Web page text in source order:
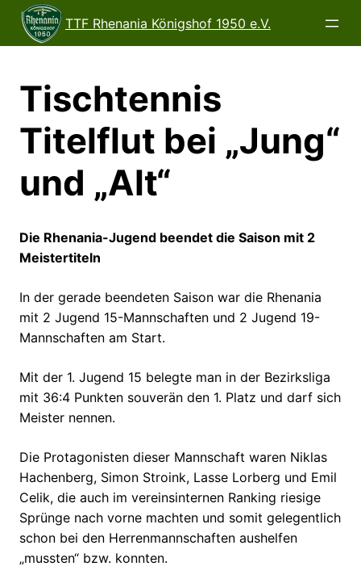
Direkt
zum
Inhalt
TTF Rhenania Königshof 1950 e.V.
Tischtennis
Titelflut bei „Jung“
und „Alt“
Die Rhenania-Jugend beendet die Saison mit 2
Meistertiteln
In der gerade beendeten Saison war die Rhenania
mit 2 Jugend 15-Mannschaften und 2 Jugend 19-
Mannschaften am Start.
Mit der 1. Jugend 15 belegte man in der Bezirksliga
mit 36:4 Punkten souverän den 1. Platz und darf sich
Meister nennen.
Die Protagonisten dieser Mannschaft waren Niklas
Hachenberg, Simon Stroink, Lasse Lorberg und Emil
Celik, die auch im vereinsinternen Ranking riesige
Sprünge nach vorne machten und somit gelegentlich
schon bei den Herrenmannschaften aushelfen
„mussten“ bzw. konnten.